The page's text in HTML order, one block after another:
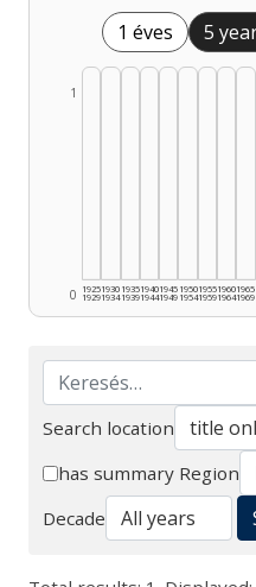
1 éves 5
0
1
1925
1929
1930
1934
1935
1939
1940
1944
1945
1949
1950
1954
1955
1959
1960
1964
1965
1969
Search
Search location
has summary Region
Decade